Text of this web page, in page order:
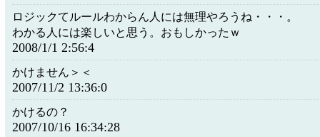
ロジックてルールわからん人には無理やろうね・・・。
わかる人には楽しいと思う。おもしかったｗ
2008/1/1 2:56:4
かけません＞＜
2007/11/2 13:36:0
かけるの？
2007/10/16 16:34:28